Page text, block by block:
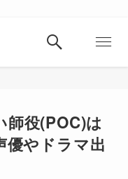
師役(POC)は
優やドラマ出